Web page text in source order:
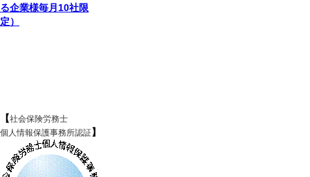
る企業様毎月10社限
定）
【社会保険労務士
個人情報保護事務所認証】